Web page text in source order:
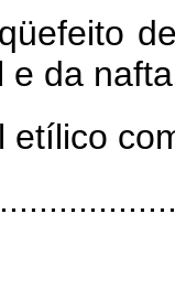
e da
etílico